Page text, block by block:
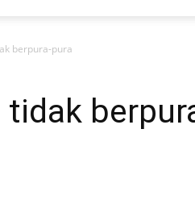
berpura-pura